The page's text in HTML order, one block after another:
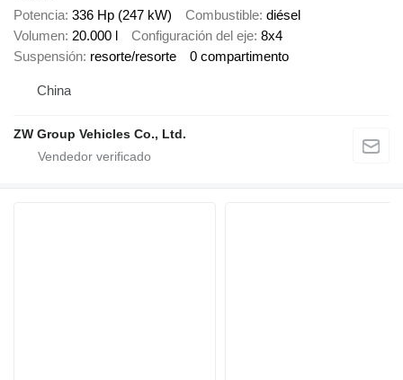
Potencia 336 Hp (247 kW) Combustible diésel
Volumen 20.000 l Configuración del eje 8x4
Suspensión resorte/resorte 0 compartimento
China
ZW Group Vehicles Co., Ltd.